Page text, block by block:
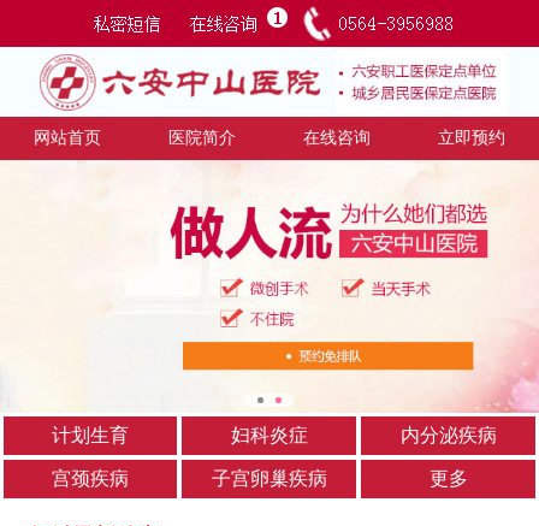
网站首页 医院简介 在线咨询 立即预约
计划生育 妇科炎症 内分泌疾病
宫颈疾病 子宫卵巢疾病 更多